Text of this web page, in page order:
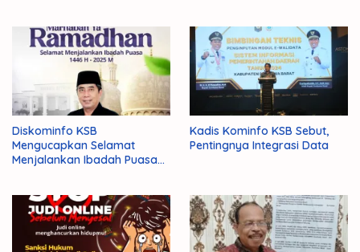
Diskominfo KSB
Mengucapkan Selamat
Menjalankan Ibadah Puasa
Kadis Kominfo KSB Sebut,
Pentingnya Integrasi Data